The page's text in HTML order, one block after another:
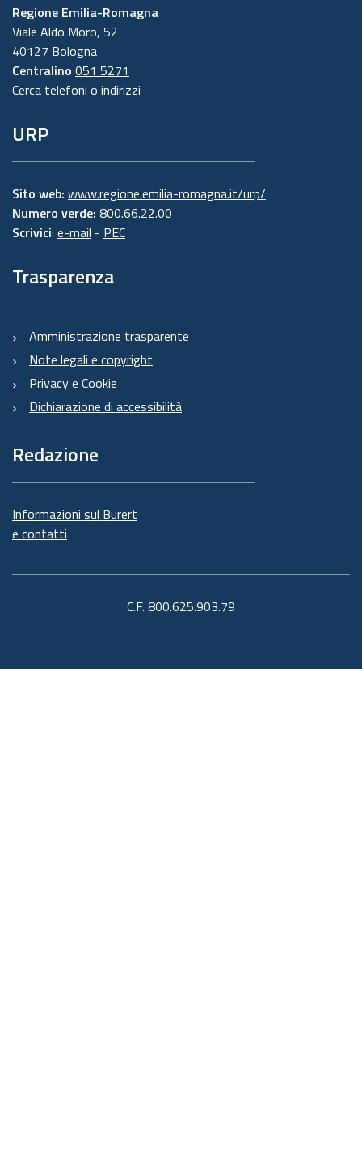
Regione Emilia-Romagna
Viale Aldo Moro, 52
40127 Bologna
Centralino 051 5271
Cerca telefoni o indirizzi
URP
Sito web: www.regione.emilia-romagna.it/urp/
Numero verde: 800.66.22.00
Scrivici: e-mail - PEC
Trasparenza
Amministrazione trasparente
Note legali e copyright
Privacy e Cookie
Dichiarazione di accessibilità
Redazione
Informazioni sul Burert
e contatti
C.F. 800.625.903.79